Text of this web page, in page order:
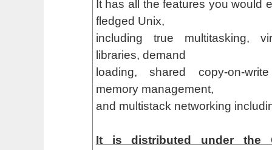
It has all the features you would
fledged Unix,
including true multitasking,
libraries, demand
loading, shared copy-on-
memory management,
and multistack networking
It is distributed under the